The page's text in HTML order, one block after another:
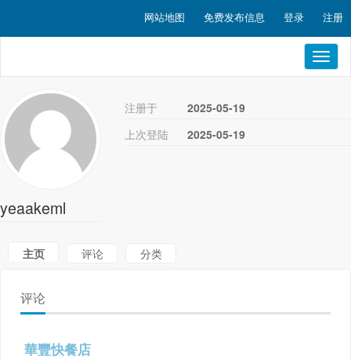
网站地图 免费发布信息 登录 注册
yeaakeml
注册于
2025-05-19
上次登陆
2025-05-19
主页 评论 分类
评论
華豐快餐店